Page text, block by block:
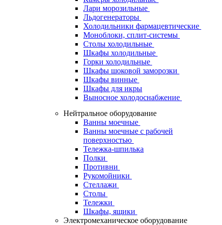
Лари морозильные
Льдогенераторы
Холодильники фармацевтические
Моноблоки, сплит-системы
Столы холодильные
Шкафы холодильные
Горки холодильные
Шкафы шоковой заморозки
Шкафы винные
Шкафы для икры
Выносное холодоснабжение
Нейтральное оборудование
Ванны моечные
Ванны моечные с рабочей
поверхностью
Тележка-шпилька
Полки
Противни
Рукомойники
Стеллажи
Столы
Тележки
Шкафы, ящики
Электромеханическое оборудование